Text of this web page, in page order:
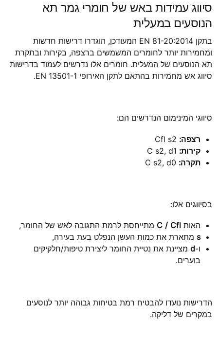
סיווג עמידות באש של חומרי גמר תא
הנוסעים במעלית
בתקן EN 81-20:2014 המעודכן, הוגדרו דרישות חדשות
ומחמירות יותר לחומרים המשמשים ברצפה, בקירות ובתקרת
תא הנוסעים של המעלית. חומרים אלו נדרשים לעמוד בדרישות
סיווג אש מחמירות בהתאם לתקן האירופי EN 13501-1.
סיווגי המינימום הנדרשים הם:
רצפה:
קירות:
תקרה:
בסיווגים אלו:
האות C / Cfl מתייחסת לרמת התגובה לאש של החומר,
s מתארת את כמות העשן הנפלט בעת בעירה,
ו-d מציינת את נטיית החומר ליצירת טיפות/חלקיקים
בוערים.
הדרישות נועדו להבטיח רמת בטיחות גבוהה יותר לנוסעים
במקרים של דליקה.